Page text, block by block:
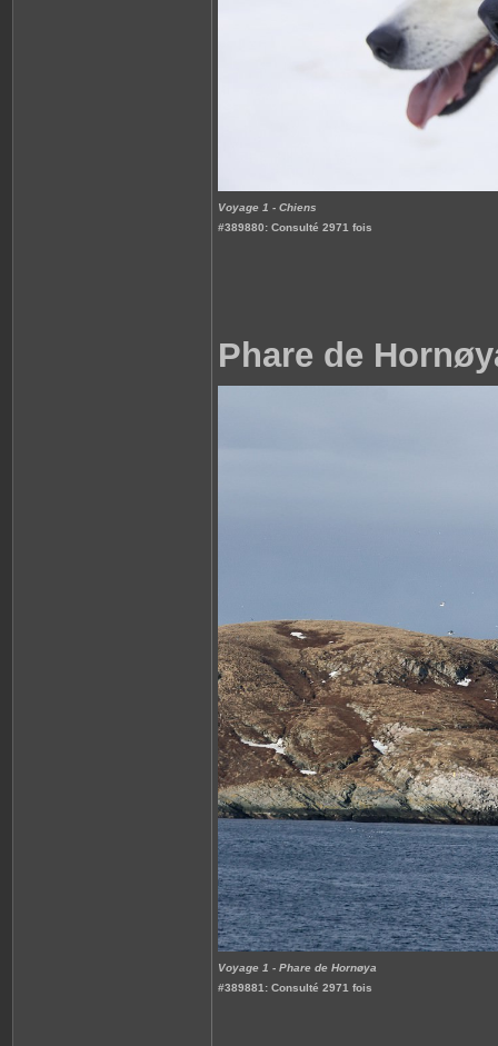
Voyage 1 - Chiens
#389880: Consulté 2971 fois
Phare de
Voyage 1 - Phare de Hornøya
#389881: Consulté 2971 fois